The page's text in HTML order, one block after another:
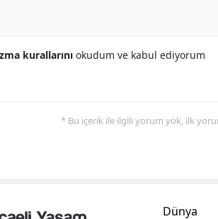
kurallarını okudum ve kabul ediyorum
* Bu içerik ile ilgili yorum yok, ilk
Dünya